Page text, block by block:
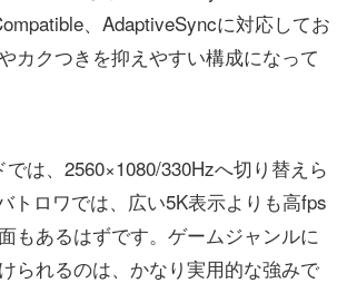
、AdaptiveSyncに対応してお
カクつきを抑えやすい構成になって
は、2560×1080/330Hzへ切り替えら
トロワでは、広い5K表示よりも高fps
もあるはずです。ゲームジャンルに
られるのは、かなり実用的な強みで